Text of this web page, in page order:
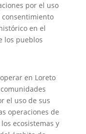
por el uso
en el
los pueblos
en Loreto
el uso de sus
operaciones de
ecosistemas y